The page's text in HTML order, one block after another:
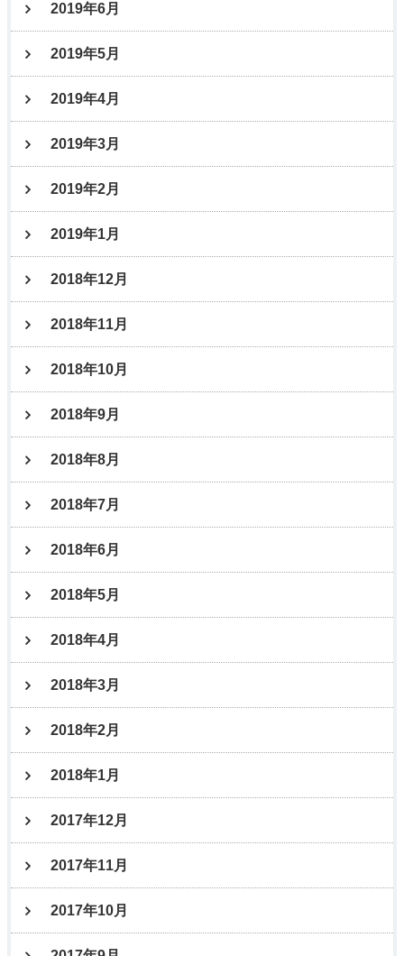
2019年6月
2019年5月
2019年4月
2019年3月
2019年2月
2019年1月
2018年12月
2018年11月
2018年10月
2018年9月
2018年8月
2018年7月
2018年6月
2018年5月
2018年4月
2018年3月
2018年2月
2018年1月
2017年12月
2017年11月
2017年10月